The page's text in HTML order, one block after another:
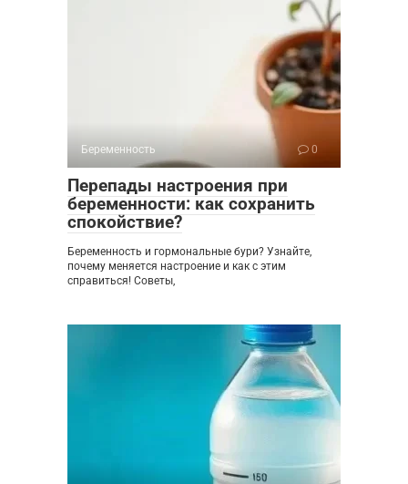
Беременность 0
Перепады настроения при
беременности: как сохранить
спокойствие?
Беременность и гормональные бури? Узнайте,
почему меняется настроение и как с этим
справиться! Советы,